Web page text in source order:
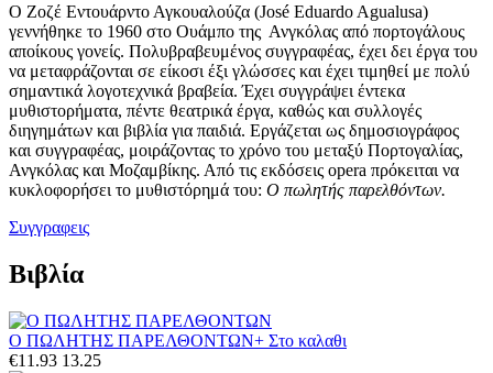
Ο Ζοζέ Εντουάρντο Αγκουαλούζα (José Eduardo Agualusa)
γεννήθηκε το 1960 στο Ουάμπο της Ανγκόλας από πορτογάλους
αποίκους γονείς. Πολυβραβευμένος συγγραφέας, έχει δει έργα του
να μεταφράζονται σε είκοσι έξι γλώσσες και έχει τιμηθεί με πολύ
σημαντικά λογοτεχνικά βραβεία. Έχει συγγράψει έντεκα
μυθιστορήματα, πέντε θεατρικά έργα, καθώς και συλλογές
διηγημάτων και βιβλία για παιδιά. Εργάζεται ως δημοσιογράφος
και συγγραφέας, μοιράζοντας το χρόνο του μεταξύ Πορτογαλίας,
Ανγκόλας και Μοζαμβίκης. Από τις εκδόσεις opera πρόκειται να
κυκλοφορήσει το μυθιστόρημά του: Ο πωλητής παρελθόντων.
Συγγραφεις
Βιβλία
Ο ΠΩΛΗΤΗΣ ΠΑΡΕΛΘΟΝΤΩΝ+ Στο καλαθι
€11.93 13.25